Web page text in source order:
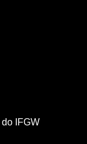
IFGW